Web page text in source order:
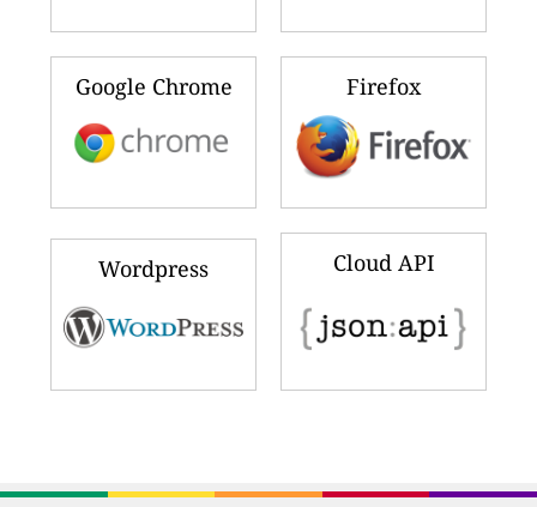
Google Chrome Firefox
Wordpress Cloud API